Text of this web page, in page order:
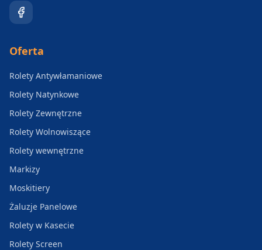
Oferta
Rolety Antywłamaniowe
Rolety Natynkowe
Rolety Zewnętrzne
Rolety Wolnowiszące
Rolety wewnętrzne
Markizy
Moskitiery
Żaluzje Panelowe
Rolety w Kasecie
Rolety Screen